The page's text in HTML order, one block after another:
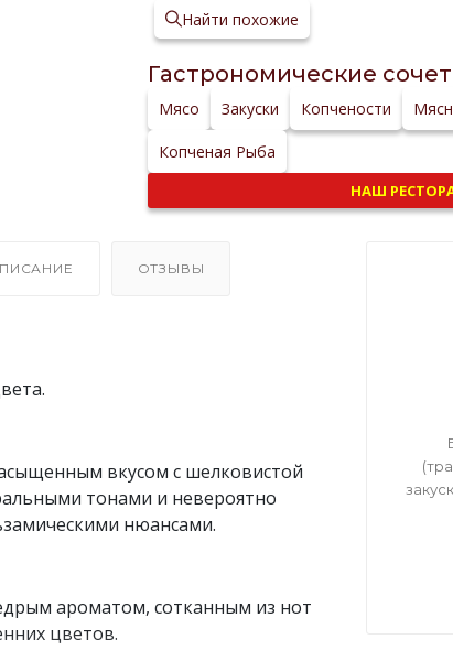
Найти похожие
Гастрономические
Мясо Закуски Копчености
Копченая Рыба
НАШ
ОТЗЫВЫ
вкусом с шелковистой
тонами и невероятно
нюансами.
ароматом, сотканным из нот
цветов.